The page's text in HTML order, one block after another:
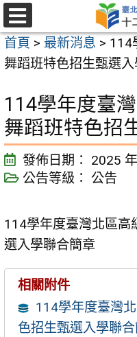
跳
至
主
要
容
區
選
單
首頁 > 最新消息 > 114
舞蹈班特色招生甄選
114學年度臺
舞蹈班特色招
發佈日期：
2025
公告等級：
公告
114學年度臺灣北區高
選入學聯合簡章
相關附件
114學年度臺灣
色招生甄選入學聯